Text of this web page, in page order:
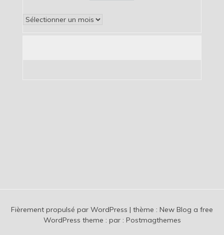
Archives
Fièrement propulsé par WordPress | thème : New Blog a free
WordPress theme : par : Postmagthemes